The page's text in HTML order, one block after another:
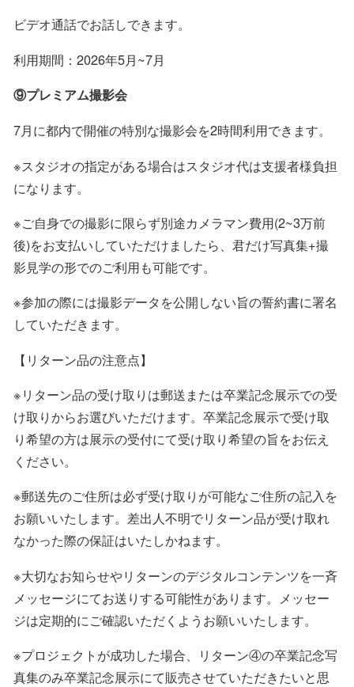
ビデオ通話でお話しできます。
利用期間：2026年5月~7月
⑨プレミアム撮影会
7月に都内で開催の特別な撮影会を2時間利用できます。
※スタジオの指定がある場合はスタジオ代は支援者様負担
になります。
※ご自身での撮影に限らず別途カメラマン費用(2~3万前
後)をお支払いしていただけましたら、君だけ写真集+撮
影見学の形でのご利用も可能です。
※参加の際には撮影データを公開しない旨の誓約書に署名
していただきます。
【リターン品の注意点】
※リターン品の受け取りは郵送または卒業記念展示での受
け取りからお選びいただけます。卒業記念展示で受け取
り希望の方は展示の受付にて受け取り希望の旨をお伝え
ください。
※郵送先のご住所は必ず受け取りが可能なご住所の記入を
お願いいたします。差出人不明でリターン品が受け取れ
なかった際の保証はいたしかねます。
※大切なお知らせやリターンのデジタルコンテンツを一斉
メッセージにてお送りする可能性があります。メッセー
ジは定期的にご確認いただくようお願いいたします。
※プロジェクトが成功した場合、リターン④の卒業記念写
真集のみ卒業記念展示にて販売させていただきたいと思